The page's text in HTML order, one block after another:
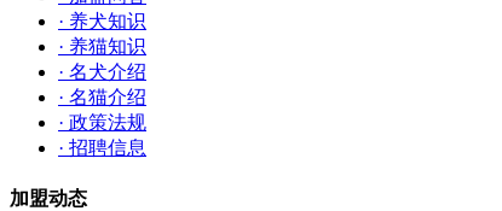
· 养犬知识
· 养猫知识
· 名犬介绍
· 名猫介绍
· 政策法规
· 招聘信息
加盟动态